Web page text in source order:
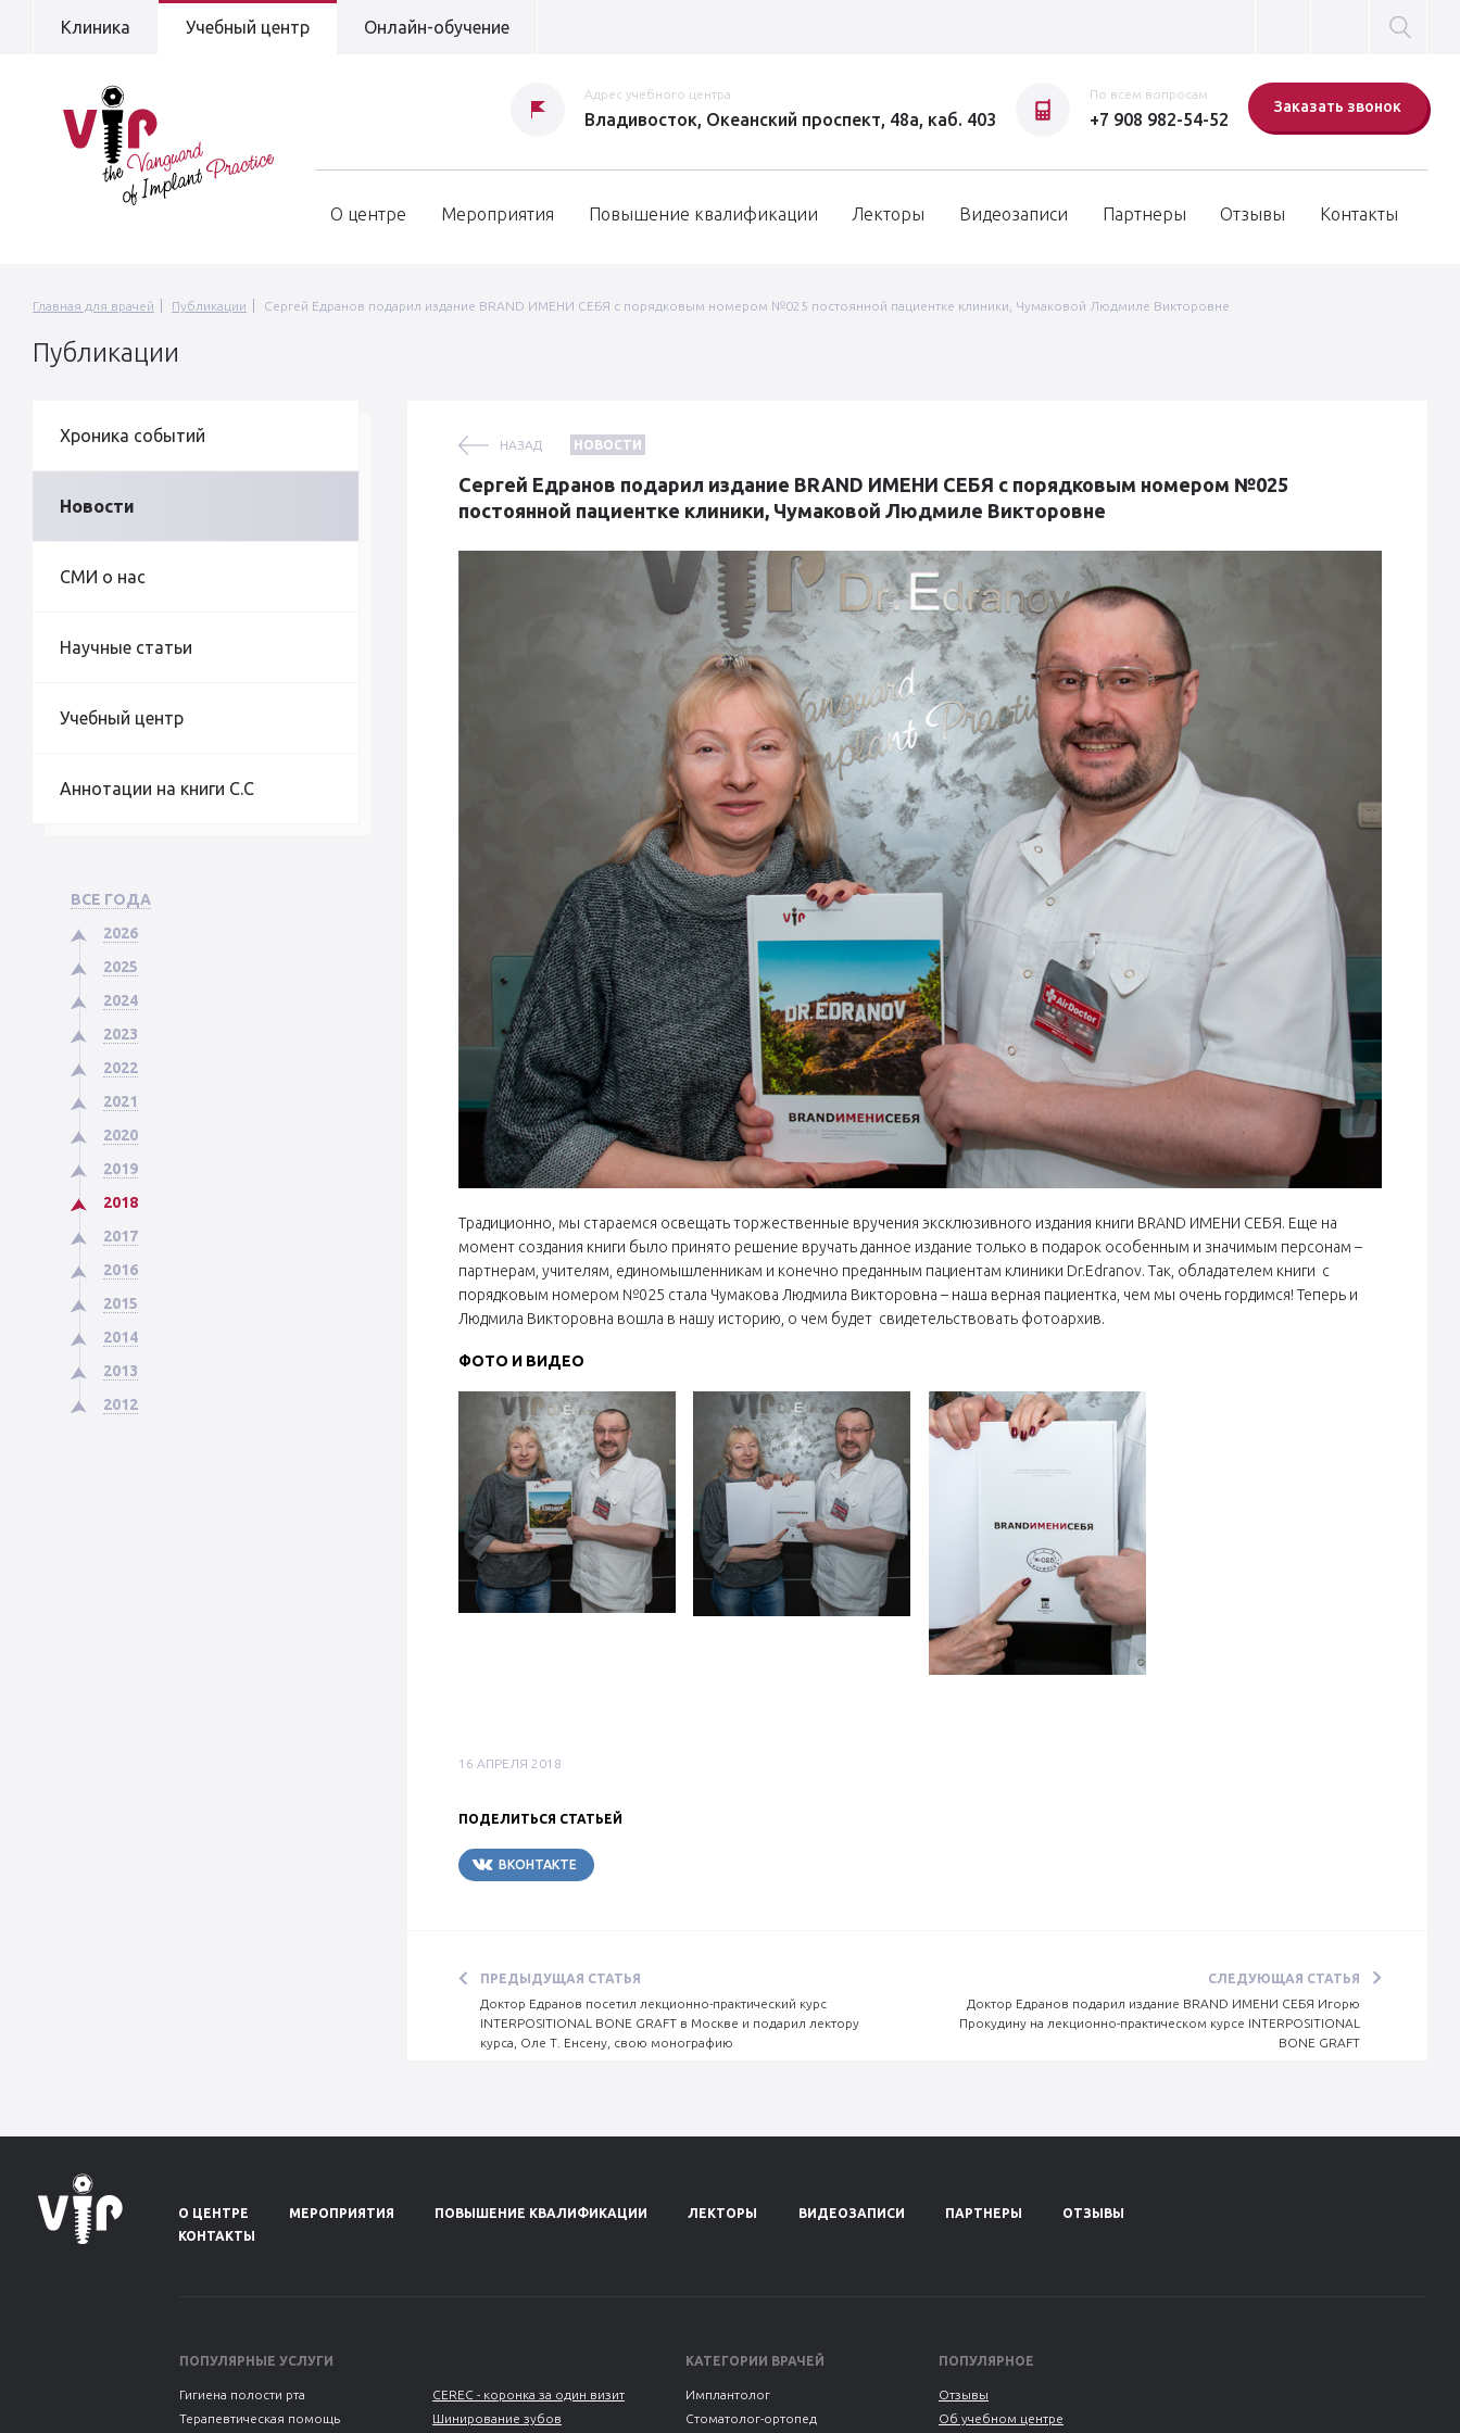
Клиника Учебный центр Онлайн-обучение
Адрес учебного центра
Владивосток, Океанский проспект, 48а, каб. 403
По всем вопросам
+7 908 982-54-52
Заказать звонок
О центре Мероприятия Повышение квалификации Лекторы Видеозаписи Партнеры Отзывы Контакты
Главная для врачей Публикации Сергей Едранов подарил издание BRAND ИМЕНИ СЕБЯ с порядковым номером №025 постоянной пациентке клиники, Чумаковой Людмиле Викторовне
Публикации
Хроника событий
Новости
СМИ о нас
Научные статьи
Учебный центр
Аннотации на книги С.С
ВСЕ ГОДА
2026
2025
2024
2023
2022
2021
2020
2019
2018
2017
2016
2015
2014
2013
2012
НАЗАД НОВОСТИ
Сергей Едранов подарил издание BRAND ИМЕНИ СЕБЯ с порядковым номером №025
постоянной пациентке клиники, Чумаковой Людмиле Викторовне
Традиционно, мы стараемся освещать торжественные вручения эксклюзивного издания книги BRAND ИМЕНИ СЕБЯ. Еще на
момент создания книги было принято решение вручать данное издание только в подарок особенным и значимым персонам –
партнерам, учителям, единомышленникам и конечно преданным пациентам клиники Dr.Edranov. Так, обладателем книги с
порядковым номером №025 стала Чумакова Людмила Викторовна – наша верная пациентка, чем мы очень гордимся! Теперь и
Людмила Викторовна вошла в нашу историю, о чем будет свидетельствовать фотоархив.
ФОТО И ВИДЕО
16 АПРЕЛЯ 2018
ПОДЕЛИТЬСЯ СТАТЬЕЙ
ВКОНТАКТЕ
ПРЕДЫДУЩАЯ СТАТЬЯ
Доктор Едранов посетил лекционно-практический курс
INTERPOSITIONAL BONE GRAFT в Москве и подарил лектору
курса, Оле Т. Енсену, свою монографию
СЛЕДУЮЩАЯ СТАТЬЯ
Доктор Едранов подарил издание BRAND ИМЕНИ СЕБЯ Игорю
Прокудину на лекционно-практическом курсе INTERPOSITIONAL
BONE GRAFT
О ЦЕНТРЕ МЕРОПРИЯТИЯ ПОВЫШЕНИЕ КВАЛИФИКАЦИИ ЛЕКТОРЫ ВИДЕОЗАПИСИ ПАРТНЕРЫ
ОТЗЫВЫ
КОНТАКТЫ
ПОПУЛЯРНЫЕ УСЛУГИ
Гигиена полости рта
Терапевтическая помощь
CEREC - коронка за один визит
Шинирование зубов
КАТЕГОРИИ ВРАЧЕЙ
Имплантолог
Стоматолог-ортопед
ПОПУЛЯРНОЕ
Отзывы
Об учебном центре